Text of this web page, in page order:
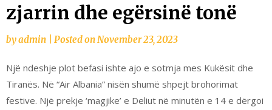
zjarrin dhe egërsinë tonë
byadmin Posted onNovember 23, 2023
Një ndeshje plot befasi ishte ajo e sotmja mes Kukësit dhe
Tiranës. Në “Air Albania” nisën shumë shpejt brohorimat
festive. Një prekje ‘magjike’ e Deliut në minutën e 14 e dërgoi